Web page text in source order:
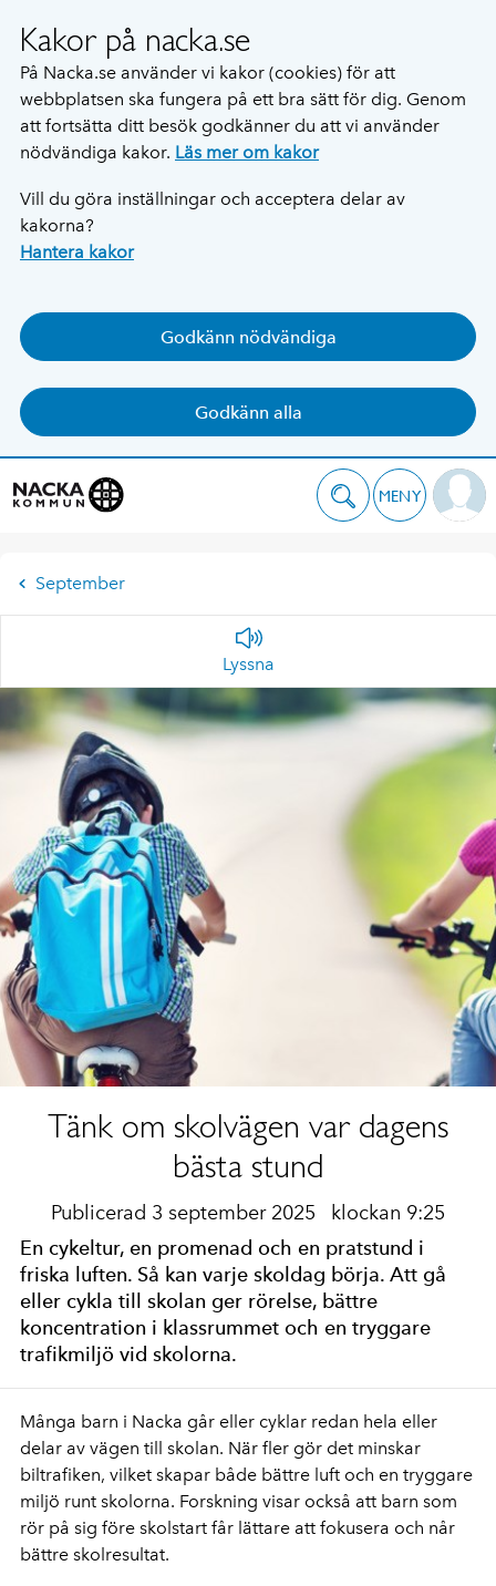
Kakor på nacka.se
På Nacka.se använder vi kakor (cookies) för att
webbplatsen ska fungera på ett bra sätt för dig. Genom
att fortsätta ditt besök godkänner du att vi använder
nödvändiga kakor. Läs mer om kakor
Vill du göra inställningar och acceptera delar av
kakorna?
Hantera kakor
Godkänn nödvändiga
Godkänn alla
MENY
September
Lyssna
Tänk om skolvägen var dagens
bästa stund
Publicerad 3 september 2025 klockan 9:25
En cykeltur, en promenad och en pratstund i
friska luften. Så kan varje skoldag börja. Att gå
eller cykla till skolan ger rörelse, bättre
koncentration i klassrummet och en tryggare
trafikmiljö vid skolorna.
Många barn i Nacka går eller cyklar redan hela eller
delar av vägen till skolan. När fler gör det minskar
biltrafiken, vilket skapar både bättre luft och en tryggare
miljö runt skolorna. Forskning visar också att barn som
rör på sig före skolstart får lättare att fokusera och når
bättre skolresultat.